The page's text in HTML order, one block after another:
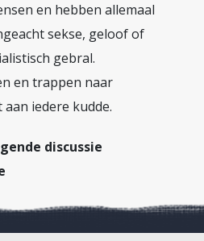
en hebben allemaal
sekse, geloof of
gebral.
en trappen naar
iedere kudde.
discussie